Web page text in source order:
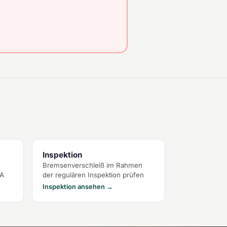
Inspektion
Bremsenverschleiß im Rahmen
der regulären Inspektion prüfen
Inspektion ansehen →